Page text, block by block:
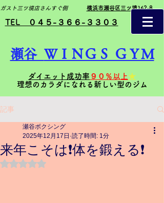
TEL ０４５-３６６-３３０３
ガスト三ツ境店さんすぐ側 横浜市瀬谷区三ツ境162-8
瀬谷 ＷＩＮＧＳ ＧＹＭ
ダイエット成功率 ９０％以上 ★
理想のカラダになれる新しい型のジム
記事
来年こそは❗️体を鍛える❗️
瀬谷ボクシング
2025年12月17日 読了時間: 1分
5つ星のうちNaNと評価されています。